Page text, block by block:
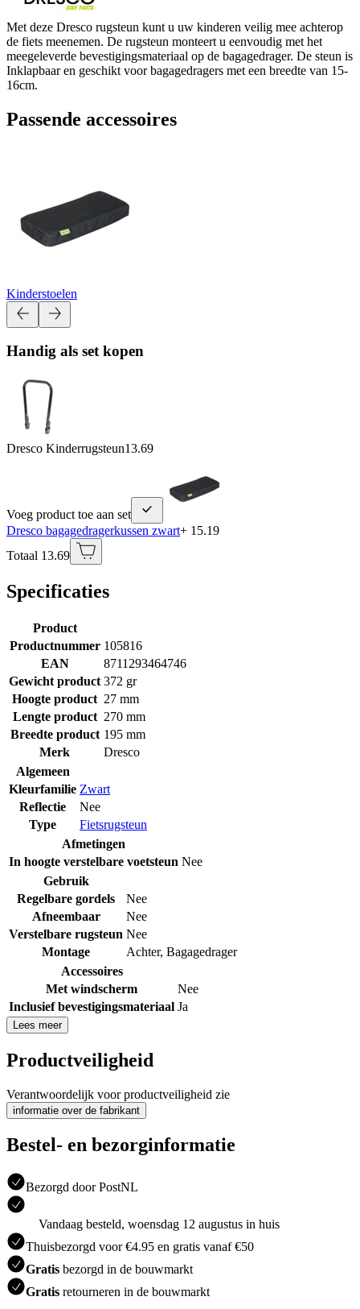
Met deze Dresco rugsteun kunt u uw kinderen veilig mee achterop
de fiets meenemen. De rugsteun monteert u eenvoudig met het
meegeleverde bevestigingsmateriaal op de bagagedrager. De steun is
Inklapbaar en geschikt voor bagagedragers met een breedte van 15-
16cm.
Passende accessoires
Kinderstoelen
Handig als set kopen
Dresco Kinderrugsteun13.69
Voeg product toe aan set
Dresco bagagedragerkussen zwart+ 15.19
Totaal 13.69
Specificaties
Product
Productnummer 105816
EAN
8711293464746
Gewicht product 372 gr
Hoogte product 27 mm
Lengte product 270 mm
Breedte product 195 mm
Merk
Dresco
Algemeen
Kleurfamilie Zwart
Reflectie
Nee
Type
Fietsrugsteun
Afmetingen
In hoogte verstelbare voetsteun Nee
Gebruik
Regelbare gordels
Nee
Afneembaar
Nee
Verstelbare rugsteun Nee
Montage
Achter, Bagagedrager
Accessoires
Met windscherm
Nee
Inclusief bevestigingsmateriaal Ja
Lees meer
Productveiligheid
Verantwoordelijk voor productveiligheid zie
informatie over de fabrikant
Bestel- en bezorginformatie
Bezorgd door PostNL
Vandaag besteld, woensdag 12 augustus in huis
Thuisbezorgd voor €4.95 en gratis vanaf €50
Gratis bezorgd in de bouwmarkt
Gratis retourneren in de bouwmarkt